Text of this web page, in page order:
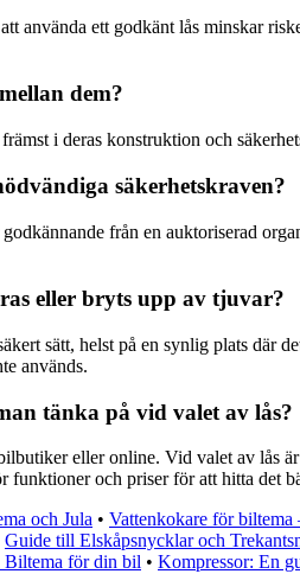
använda ett godkänt lås minskar
dem?
i deras konstruktion och
säkerhetskraven?
från en auktoriserad
eller bryts upp av tjuvar?
sätt, helst på en synlig plats där
används.
tänka på vid valet av lås?
eller online. Vid valet av lås
och priser för att hitta det
och Jula • Vattenkokare för
Guide till Elskåpsnycklar och
för din bil • Kompressor: En